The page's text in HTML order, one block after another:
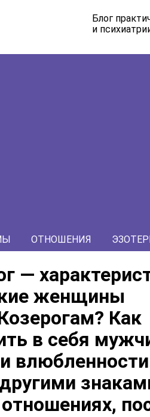
Блог
и
ОТНОШЕНИЯ
—
женщины
Как
в себя